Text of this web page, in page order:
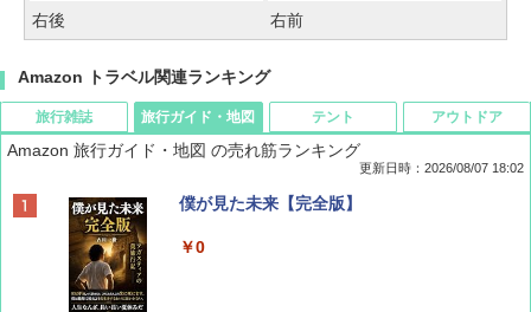
右後 右前
Amazon トラベル関連ランキング
旅行雑誌
ディズニーファン ２０２６年 ９月号 [雑
旅行ガイド・地図
Amazon 旅行ガイド・地図 の売れ筋ランキング
更新日時：2026/08/07 18:02
僕が見た未来【完全版】
￥0
テント アウトドア